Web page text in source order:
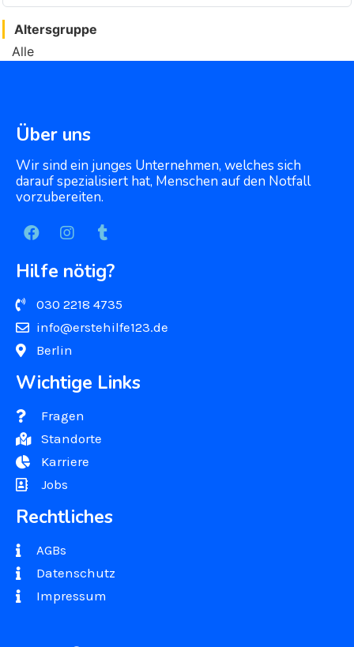
Altersgruppe
Alle
Über uns
Wir sind ein junges Unternehmen, welches sich
darauf spezialisiert hat, Menschen auf den Notfall
vorzubereiten.
Hilfe nötig?
030 2218 4735
info@erstehilfe123.de
Berlin
Wichtige Links
‎‎‎‎‎ Fragen
Standorte
Karriere
Jobs
Rechtliches
AGBs
Datenschutz
Impressum